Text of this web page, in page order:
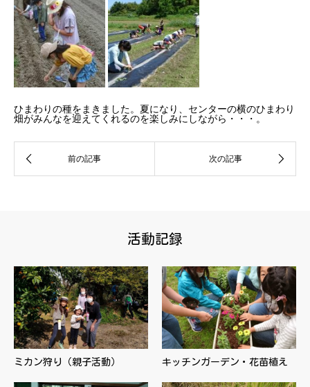
ひまわりの種をまきました。夏になり、センターの横のひまわり
畑がみんなを迎えてくれるのを楽しみにしながら・・・。
活動記録
ミカン狩り（親子活動） キッチンガーデン・花苗植え